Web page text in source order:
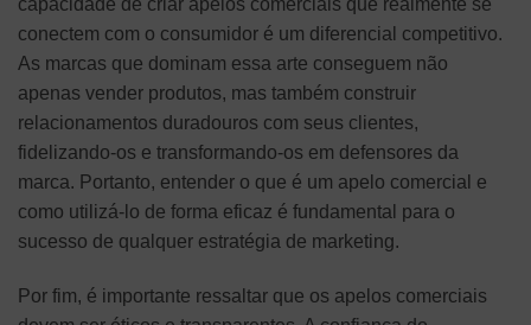
capacidade de criar apelos comerciais que realmente se
conectem com o consumidor é um diferencial competitivo.
As marcas que dominam essa arte conseguem não
apenas vender produtos, mas também construir
relacionamentos duradouros com seus clientes,
fidelizando-os e transformando-os em defensores da
marca. Portanto, entender o que é um apelo comercial e
como utilizá-lo de forma eficaz é fundamental para o
sucesso de qualquer estratégia de marketing.
Por fim, é importante ressaltar que os apelos comerciais